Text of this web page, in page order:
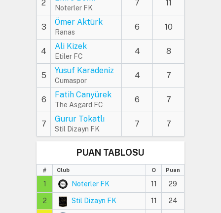
2
Noterler FK
7 11
3
Ömer Aktürk
Ranas
6 10
4
Ali Kizek
Etiler FC
4 8
5
Yusuf Karadeniz
Cumaspor
4 7
6
Fatih Canyürek
The Asgard FC
6 7
7
Gurur Tokatlı
Stil Dizayn FK
7 7
PUAN TABLOSU
# Club O Puan
1 Noterler FK 11 29
2 Stil Dizayn FK 11 24